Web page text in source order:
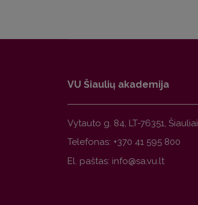
VU Šiaulių akademija
Vytauto g. 84, LT-76351, Šiauliai
Telefonas: +370 41 595 800
El. paštas: